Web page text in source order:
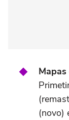
(novo)